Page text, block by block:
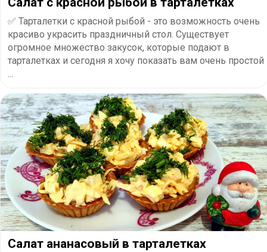
✅ Тарталетки с красной рыбой - это возможность очень
красиво украсить праздничный стол. Существует
огромное множество закусок, которые подают в
тарталетках и сегодня я хочу показать вам очень простой
...
Салат ананасовый в тарталетках